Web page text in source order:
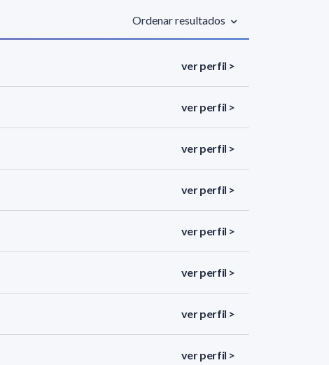
Ordenar resultados
ver perfil >
ver perfil >
ver perfil >
ver perfil >
ver perfil >
ver perfil >
ver perfil >
ver perfil >